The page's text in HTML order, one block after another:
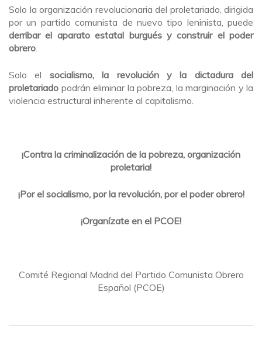
Solo la organización revolucionaria del proletariado, dirigida
por un partido comunista de nuevo tipo leninista, puede
derribar el aparato estatal burgués y construir el poder
obrero.
Solo el socialismo, la revolución y la dictadura del
proletariado podrán eliminar la pobreza, la marginación y la
violencia estructural inherente al capitalismo.
¡Contra la criminalización de la pobreza, organización
proletaria!
¡Por el socialismo, por la revolución, por el poder obrero!
¡Organízate en el PCOE!
Comité Regional Madrid del Partido Comunista Obrero
Español (PCOE)